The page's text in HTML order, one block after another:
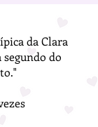
da Clara
do